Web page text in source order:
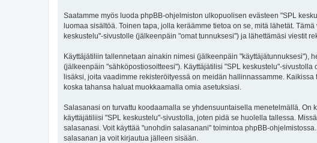
Saatamme myös luoda phpBB-ohjelmiston ulkopuolisen evästeen "SPL
luomaa sisältöä. Toinen tapa, jolla keräämme tietoa on se, mitä lähetät.
keskustelu"-sivustolle (jälkeenpäin "omat tunnuksesi") ja lähettämäsi viestit
Käyttäjätiliin tallennetaan ainakin nimesi (jälkeenpäin
(jälkeenpäin "sähköpostiosoitteesi"). Käyttäjätilisi "SPL keskustelu"-
lisäksi, joita vaadimme rekisteröityessä on meidän hallinnassamme.
koska tahansa haluat muokkaamalla omia asetuksiasi.
Salasanasi on turvattu koodaamalla se yhdensuuntaisella menetelmällä.
käyttäjätiliisi "SPL keskustelu"-sivustolla, joten pidä se huolella tallessa.
salasanasi. Voit käyttää "unohdin salasanani" toimintoa phpBB-
salasanan ja voit kirjautua jälleen sisään.